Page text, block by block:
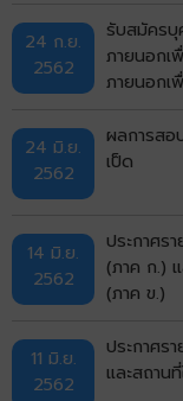
24 ก.ย.
2562
รับสมัครบุ
ภายนอกเ
ภายนอกเ
24 มิ.ย.
2562
ผลการสอ
เป็ด
14 มิ.ย.
2562
ประกาศร
(ภาค ก.)
(ภาค ข.)
11 มิ.ย.
2562
ประกาศร
และสถาน